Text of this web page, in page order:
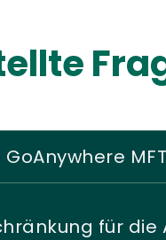
für die